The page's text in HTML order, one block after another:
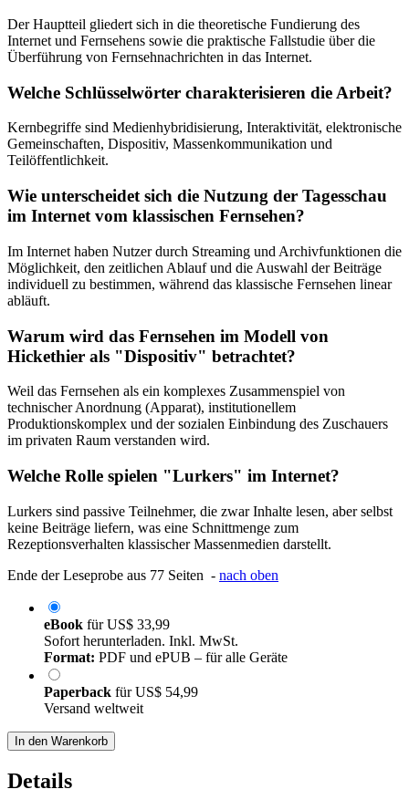
Der Hauptteil gliedert sich in die theoretische Fundierung des
Internet und Fernsehens sowie die praktische Fallstudie über die
Überführung von Fernsehnachrichten in das Internet.
Welche Schlüsselwörter charakterisieren die Arbeit?
Kernbegriffe sind Medienhybridisierung, Interaktivität, elektronische
Gemeinschaften, Dispositiv, Massenkommunikation und
Teilöffentlichkeit.
Wie unterscheidet sich die Nutzung der Tagesschau
im Internet vom klassischen Fernsehen?
Im Internet haben Nutzer durch Streaming und Archivfunktionen die
Möglichkeit, den zeitlichen Ablauf und die Auswahl der Beiträge
individuell zu bestimmen, während das klassische Fernsehen linear
abläuft.
Warum wird das Fernsehen im Modell von
Hickethier als "Dispositiv" betrachtet?
Weil das Fernsehen als ein komplexes Zusammenspiel von
technischer Anordnung (Apparat), institutionellem
Produktionskomplex und der sozialen Einbindung des Zuschauers
im privaten Raum verstanden wird.
Welche Rolle spielen "Lurkers" im Internet?
Lurkers sind passive Teilnehmer, die zwar Inhalte lesen, aber selbst
keine Beiträge liefern, was eine Schnittmenge zum
Rezeptionsverhalten klassischer Massenmedien darstellt.
Ende der Leseprobe aus 77 Seiten - nach oben
eBook fürUS$ 33,99
Sofort herunterladen. Inkl. MwSt.
Format: PDF und ePUB – für alle Geräte
Paperback fürUS$ 54,99
Versand weltweit
In den Warenkorb
Details